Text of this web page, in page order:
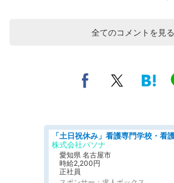
全てのコメントを見る
株式会社パソナ
愛知県 名古屋市
時給2,200円
正社員